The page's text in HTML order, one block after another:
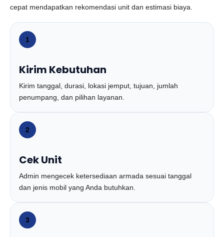
cepat mendapatkan rekomendasi unit dan estimasi biaya.
1
Kirim Kebutuhan
Kirim tanggal, durasi, lokasi jemput, tujuan, jumlah
penumpang, dan pilihan layanan.
2
Cek Unit
Admin mengecek ketersediaan armada sesuai tanggal
dan jenis mobil yang Anda butuhkan.
3